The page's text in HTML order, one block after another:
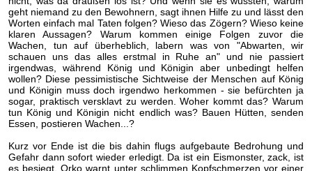
geht niemand zu den Bewohnern, sagt ihnen Hilfe zu und lässt den
Worten einfach mal Taten folgen? Wieso das Zögern? Wieso keine
klaren Aussagen? Warum kommen einige Folgen zuvor die
Wachen, tun auf überheblich, labern was von "Abwarten, wir
schauen uns das alles erstmal in Ruhe an" und nie passiert
irgendwas, während König und Königin aber unbedingt helfen
wollen? Diese pessimistische Sichtweise der Menschen auf König
und Königin muss doch irgendwo herkommen - sie befürchten ja
sogar, praktisch versklavt zu werden. Woher kommt das? Warum
tun König und Königin nicht endlich was? Bauen Hütten, senden
Essen, postieren Wachen...?
Kurz vor Ende ist die bis dahin flugs aufgebaute Bedrohung und
Gefahr dann sofort wieder erledigt. Da ist ein Eismonster, zack, ist
es besiegt. Orko warnt unter schlimmen Kopfschmerzen vor einer